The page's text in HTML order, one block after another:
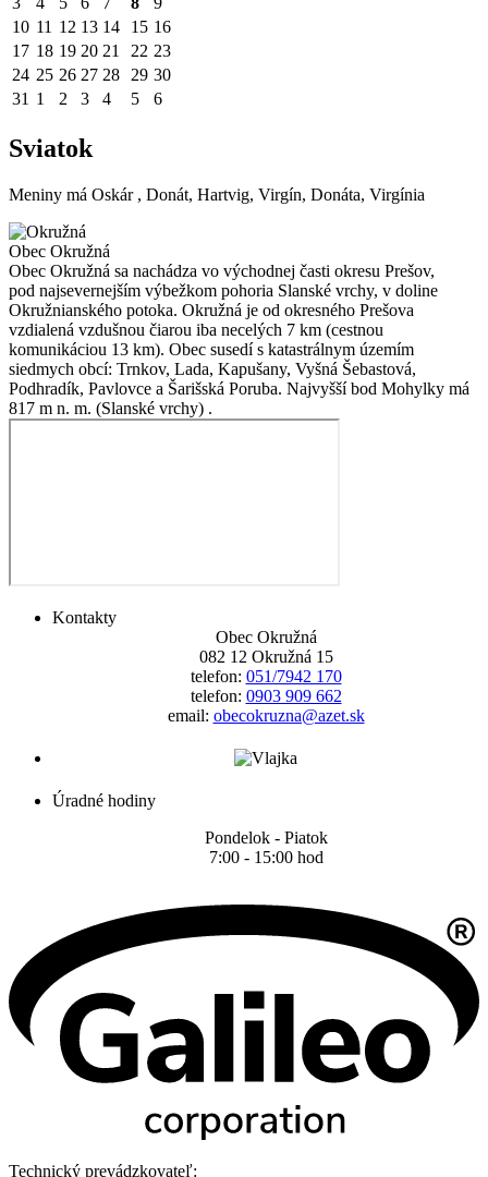
10 11 12 13 14 15 16
17 18 19 20 21 22 23
24 25 26 27 28 29 30
31 1 2 3 4 5 6
Sviatok
Meniny má Oskár , Donát, Hartvig, Virgín, Donáta, Virgínia
Obec Okružná
Obec Okružná sa nachádza vo východnej časti okresu Prešov,
pod najsevernejším výbežkom pohoria Slanské vrchy, v doline
Okružnianského potoka. Okružná je od okresného Prešova
vzdialená vzdušnou čiarou iba necelých 7 km (cestnou
komunikáciou 13 km). Obec susedí s katastrálnym územím
siedmych obcí: Trnkov, Lada, Kapušany, Vyšná Šebastová,
Podhradík, Pavlovce a Šarišská Poruba. Najvyšší bod Mohylky má
817 m n. m. (Slanské vrchy) .
Kontakty
Obec Okružná
082 12 Okružná 15
telefon: 051/7942 170
telefon: 0903 909 662
email: obecokruzna@azet.sk
Úradné hodiny
Pondelok - Piatok
7:00 - 15:00 hod
Technický prevádzkovateľ: